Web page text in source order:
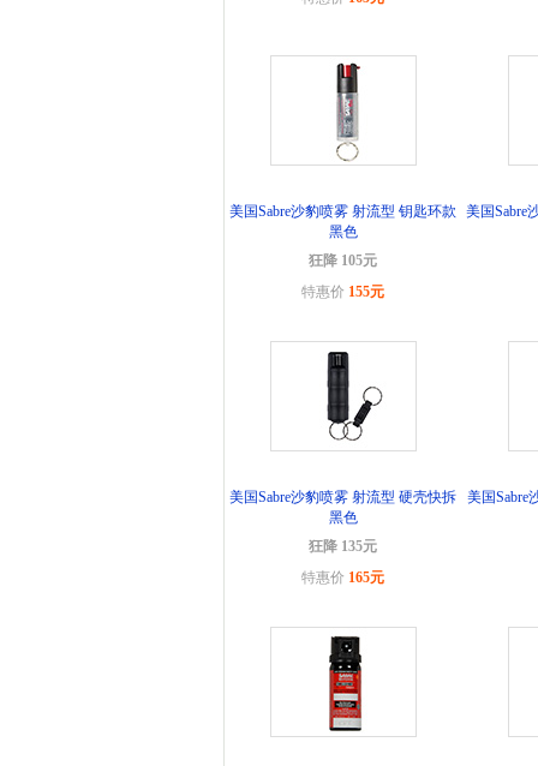
美国Sabre沙豹喷雾 射流型 钥匙环款
黑色
狂降 105元
特惠价 155元
美国Sabre
美国Sabre沙豹喷雾 射流型 硬壳快拆
黑色
狂降 135元
特惠价 165元
美国Sabre